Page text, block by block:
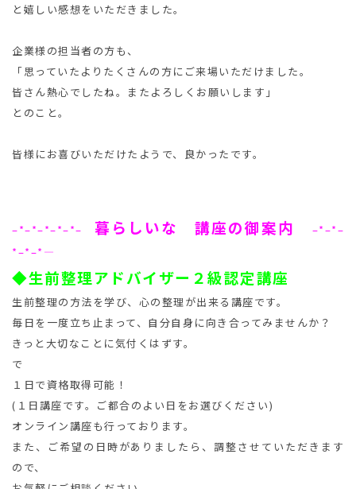
と嬉しい感想をいただきました。
企業様の担当者の方も、
「思っていたよりたくさんの方にご来場いただけました。
皆さん熱心でしたね。またよろしくお願いします」
とのこと。
皆様にお喜びいただけたようで、良かったです。
–*–*–*–*–*–暮らしいな 講座の御案内
–*–*–
*–*–* —
◆生前整理アドバイザー２級認定講座
生前整理の方法を学び、心の整理が出来る講座です。
毎日を一度立ち止まって、自分自身に向き合ってみませんか？
きっと大切なことに気付くはずす。
で
１日で資格取得可能！
(１日講座です。ご都合のよい日をお選びください)
オンライン講座も行っております。
また、ご希望の日時がありましたら、調整させていただきます
ので、